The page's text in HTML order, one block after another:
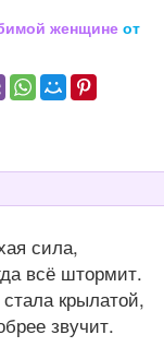
женщине от
сила,
всё штормит.
крылатой,
звучит.